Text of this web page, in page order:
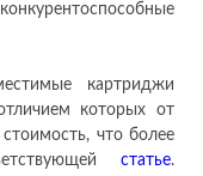
картриджи
которых от
что более
статье.